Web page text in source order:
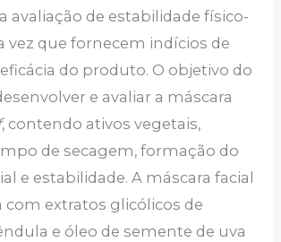
avaliação de estabilidade físico-
vez que fornecem indícios de
do produto. O objetivo do
e avaliar a máscara
, contendo ativos vegetais,
de secagem, formação do
e estabilidade. A máscara facial
com extratos glicólicos de
e óleo de semente de uva